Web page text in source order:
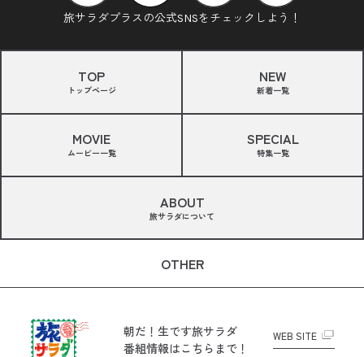
旅サラダプラスの公式SNSをチェックしよう！
TOP
トップページ
NEW
新着一覧
MOVIE
ムービー一覧
SPECIAL
特集一覧
ABOUT
旅サラダについて
OTHER
朝だ！生です旅サラダ
番組情報はこちらまで！
WEB SITE